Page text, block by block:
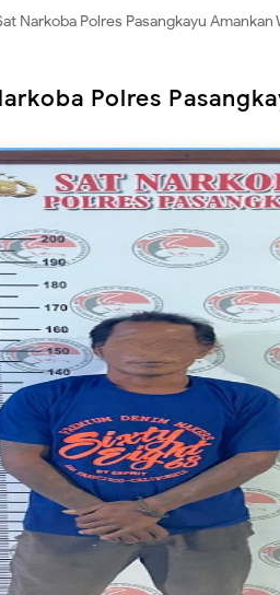
Narkoba Polres Pasangkayu Amankan
Polres